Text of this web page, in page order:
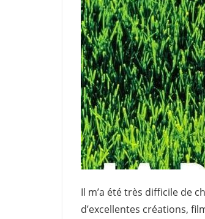
Il m’a été très difficile de
d’excellentes créations,